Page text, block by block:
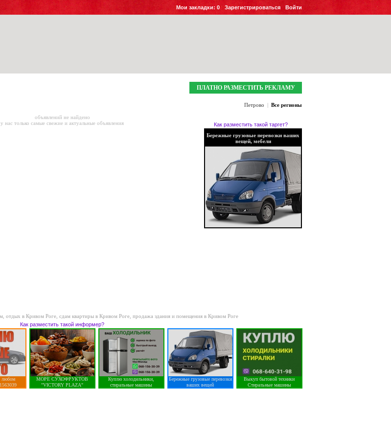
Войти
Зарегистрироваться
Мои закладки: 0
ПЛАТНО РАЗМЕСТИТЬ РЕКЛАМУ
Петрово | Все регионы
объявлений не найдено
у нас только самые свежие и актуальные объявления
Как разместить такой таргет?
Бережные грузовые перевозки ваших
вещей, мебели
отдых в Кривом Роге сдам квартиры в Кривом Роге продажа здания и помещения в Кривом Роге
Как разместить такой информер?
любом
МОРЕ СУХОФРУКТОВ
"VICTORY PLAZA"
Куплю холодильники,
стиральные машины
Бережные грузовые перевозки
ваших вещей
Выкуп бытовой техники
Стиральные машины